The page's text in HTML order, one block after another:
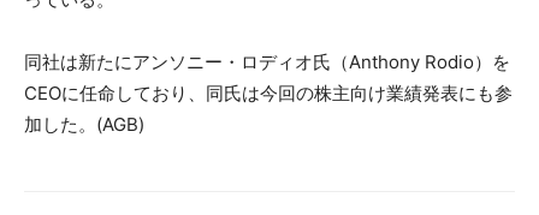
同社は新たにアンソニー・ロディオ氏（Anthony Rodio）を
CEOに任命しており、同氏は今回の株主向け業績発表にも参
加した。(AGB)